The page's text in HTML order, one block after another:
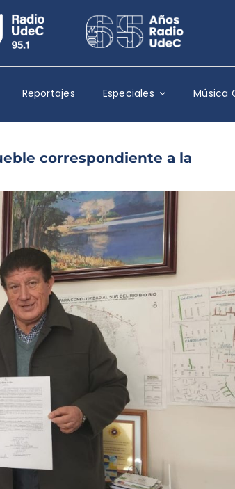
Escuchar Radio UdeC en vivo
Quiénes Somos
Programación
Reportajes
Columnas
Música Clásica
Especiales
Archivo Sonoro
Reportajes Especiales Música
correspondiente a la